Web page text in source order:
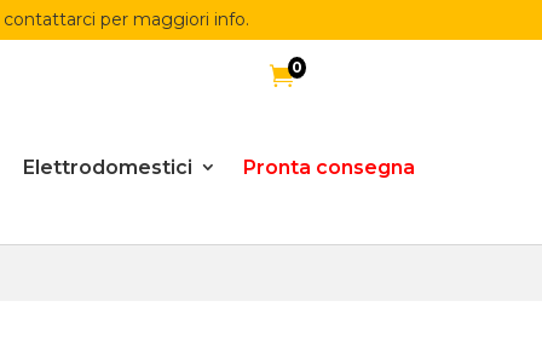
per maggiori info.
0
Elettrodomestici Pronta consegna